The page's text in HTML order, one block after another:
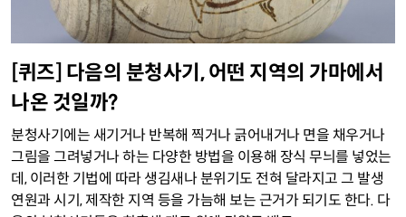
[퀴즈] 다음의 분청사기, 어떤 지역의 가마에서
나온 것일까?
분청사기에는 새기거나 반복해 찍거나 긁어내거나 면을 채우거나
그림을 그려넣거나 하는 다양한 방법을 이용해 장식 무늬를 넣었는
데, 이러한 기법에 따라 생김새나 분위기도 전혀 달라지고 그 발생
연원과 시기, 제작한 지역 등을 가늠해 보는 근거가 되기도 한다. 다